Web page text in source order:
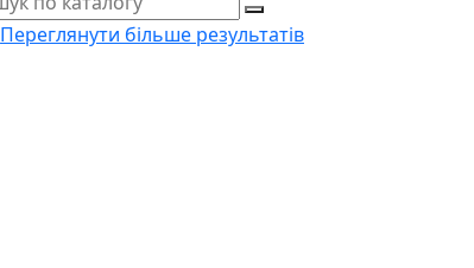
Переглянути більше результатів